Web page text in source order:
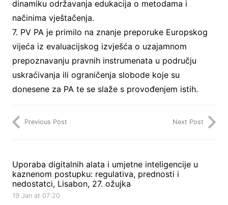
dinamiku održavanja edukacija o metodama i
načinima vještačenja.
7. PV PA je primilo na znanje preporuke Europskog
vijeća iz evaluacijskog izvješća o uzajamnom
prepoznavanju pravnih instrumenata u području
uskraćivanja ili ograničenja slobode koje su
donesene za PA te se slaže s provođenjem istih.
Previous Post Next Post
Uporaba digitalnih alata i umjetne inteligencije u
kaznenom postupku: regulativa, prednosti i
nedostatci, Lisabon, 27. ožujka
19 Jan at 07:20